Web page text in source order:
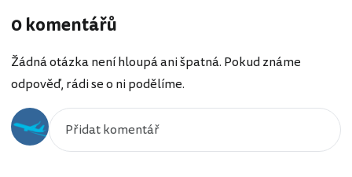
0 komentářů
Žádná otázka není hloupá ani špatná. Pokud známe
odpověď, rádi se o ni podělíme.